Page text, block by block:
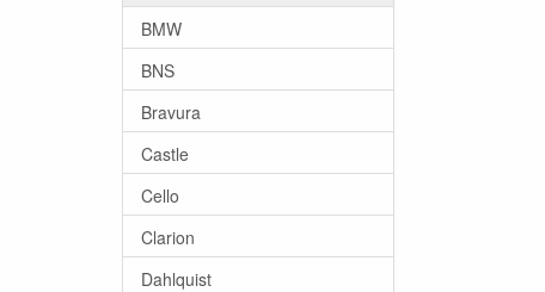
BMW
BNS
Bravura
Castle
Cello
Clarion
Dahlquist